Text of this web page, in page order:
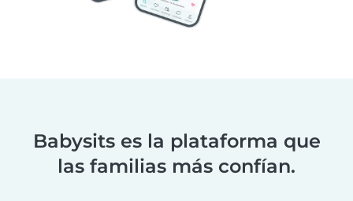
Babysits es la plataforma que
las familias más confían.